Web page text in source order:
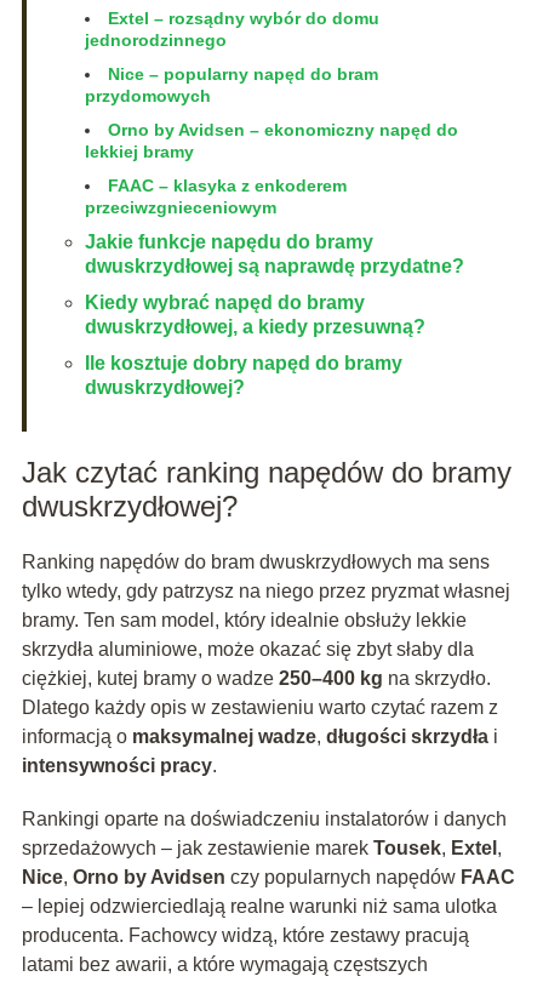
Extel – rozsądny wybór do domu
jednorodzinnego
Nice – popularny napęd do bram
przydomowych
Orno by Avidsen – ekonomiczny napęd do
lekkiej bramy
FAAC – klasyka z enkoderem
przeciwzgnieceniowym
Jakie funkcje napędu do bramy
dwuskrzydłowej są naprawdę przydatne?
Kiedy wybrać napęd do bramy
dwuskrzydłowej, a kiedy przesuwną?
Ile kosztuje dobry napęd do bramy
dwuskrzydłowej?
Jak czytać ranking napędów do bramy
dwuskrzydłowej?
Ranking napędów do bram dwuskrzydłowych ma sens
tylko wtedy, gdy patrzysz na niego przez pryzmat własnej
bramy. Ten sam model, który idealnie obsłuży lekkie
skrzydła aluminiowe, może okazać się zbyt słaby dla
ciężkiej, kutej bramy o wadze 250–400 kg na skrzydło.
Dlatego każdy opis w zestawieniu warto czytać razem z
informacją o maksymalnej wadze, długości skrzydłai
intensywności pracy.
Rankingi oparte na doświadczeniu instalatorów i danych
sprzedażowych – jak zestawienie marek Tousek, Extel ,
Nice, Orno by Avidsen czy popularnych napędów FAAC
– lepiej odzwierciedlają realne warunki niż sama ulotka
producenta. Fachowcy widzą, które zestawy pracują
latami bez awarii, a które wymagają częstszych